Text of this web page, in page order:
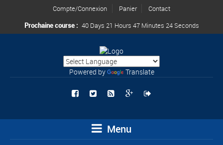
Compte/Connexion Panier
Contact
Prochaine course : 40 Days 21 Hours 47 Minutes 24 Seconds
Powered by Translate
Menu